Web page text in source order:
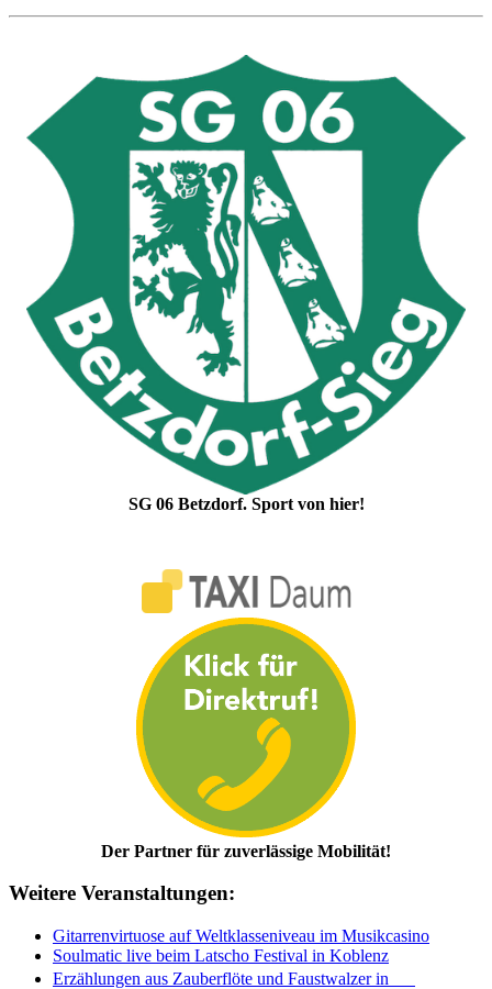
SG 06 Betzdorf. Sport von hier!
Der Partner für zuverlässige Mobilität!
Weitere Veranstaltungen:
Gitarrenvirtuose auf Weltklasseniveau im Musikcasino
Soulmatic live beim Latscho Festival in Koblenz
Erzählungen aus Zauberflöte und Faustwalzer in